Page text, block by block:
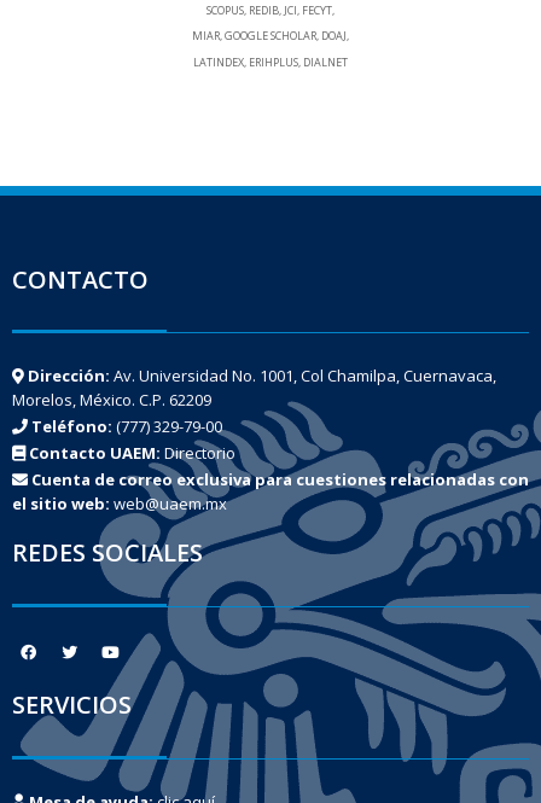
SCOPUS, REDIB, JCI, FECYT,
MIAR, GOOGLE SCHOLAR, DOAJ,
LATINDEX, ERIHPLUS, DIALNET
CONTACTO
Dirección: Av. Universidad No. 1001, Col Chamilpa, Cuernavaca,
Morelos, México. C.P. 62209
Teléfono: (777) 329-79-00
Contacto UAEM: Directorio
Cuenta de correo exclusiva para cuestiones relacionadas con
el sitio web: web@uaem.mx
REDES SOCIALES
SERVICIOS